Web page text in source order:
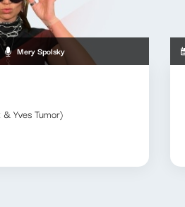
Mery Spolsky
Yves Tumor)